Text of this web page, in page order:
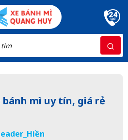
bánh mì uy tín, giá rẻ